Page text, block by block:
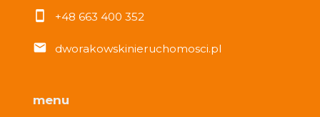
+48 663 400 352
dworakowskinieruchomosci.pl
menu